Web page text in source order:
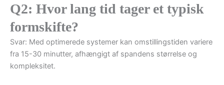
Q2: Hvor lang tid tager et typisk
formskifte?
Svar: Med optimerede systemer kan omstillingstiden variere
fra 15-30 minutter, afhængigt af spandens størrelse og
kompleksitet.